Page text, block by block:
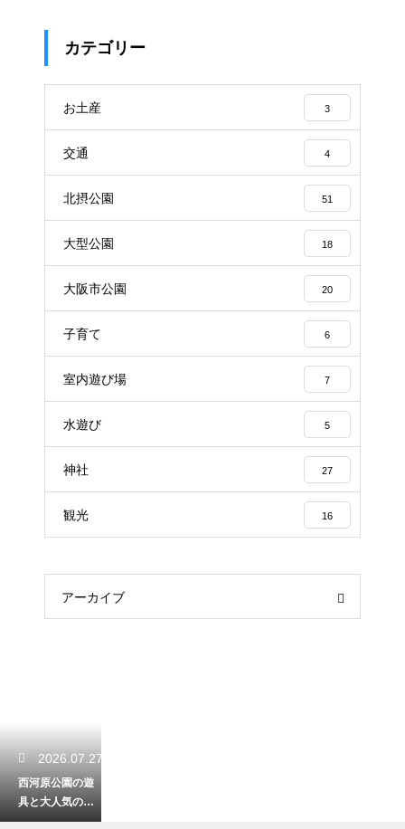
カテゴリー
お土産 3
交通 4
北摂公園 51
大型公園 18
大阪市公園 20
子育て 6
室内遊び場 7
水遊び 5
神社 27
観光 16
アーカイブ
2026.07.27
西河原公園の遊
具と大人気のジ
ャンボ滑り台！